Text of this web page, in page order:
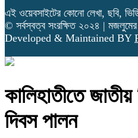
এই ওয়েবসাইটের কোনো লেখা, ছবি,
© সর্বস্বত্ব সংরক্ষিত ২০২৪ | মজলুমের
Developed & Maintained BY
কালিহাতীতে
দিবস পালন